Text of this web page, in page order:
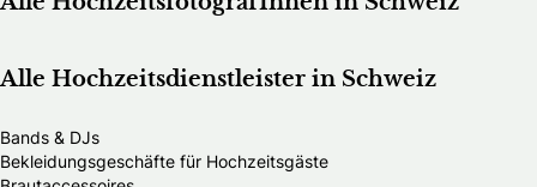
Alle Hochzeitsdienstleister in Schweiz
Bands & DJs
Bekleidungsgeschäfte für Hochzeitsgäste